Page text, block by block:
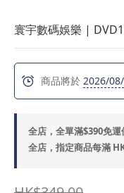
寰宇數碼娛樂 |
商品將於 2026/
全店，全單滿$390免
全店，指定商品每滿